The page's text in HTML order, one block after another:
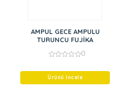
AMPUL GECE AMPULU
TURUNCU FUJİKA
of
0
Ürünü İncele